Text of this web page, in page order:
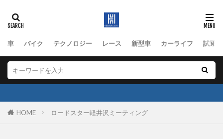
車 バイク テクノロジー レース 新型車 カーライフ 試乗
HOME ロードスター軽井沢ミーティング